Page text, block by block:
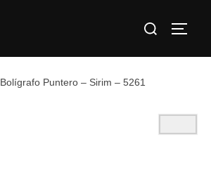
Bolígrafo Puntero – Sirim – 5261